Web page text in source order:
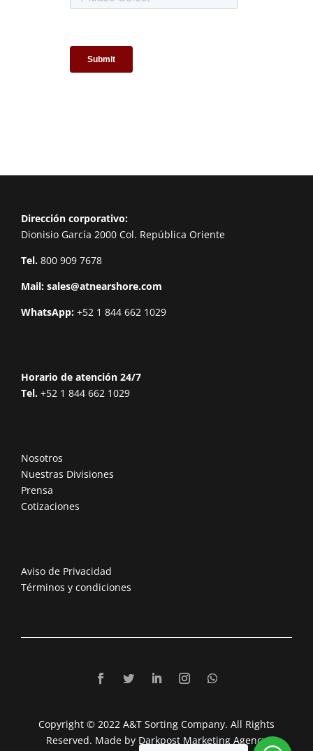
Dirección corporativo:
Dionisio García 2000 Col. República Oriente
Tel. 800 909 7678
Mail: sales@atnearshore.com
WhatsApp: +52 1 844 662 1029
Horario de atención 24/7
Tel. +52 1 844 662 1029
Nosotros
Nuestras Divisiones
Prensa
Cotizaciones
Aviso de Privacidad
Términos y condiciones
Copyright © 2022 A&T Sorting Company. All Rights
Reserved. Made by Darkpost Marketing Agency